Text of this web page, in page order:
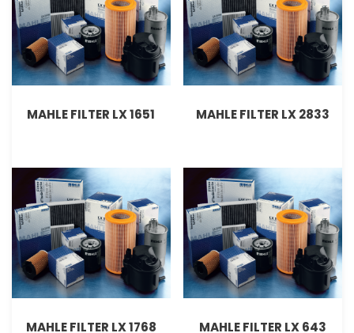
MAHLE FILTER LX 2833
MAHLE FILTER LX 1651
MAHLE FILTER LX 643
MAHLE FILTER LX 1768